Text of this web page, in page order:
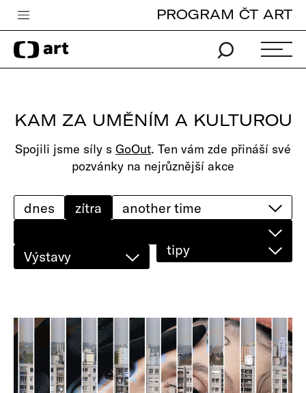
Česká televize
Zpravodajství
iVysílání
TV program
edu
PROGRAM ČT ART
KAM ZA UMĚNÍM A KULTUROU
Spojili jsme síly s GoOut. Ten vám zde přináší své
pozvánky na nejrůznější akce
Výstavy
dnes zítra
tipy